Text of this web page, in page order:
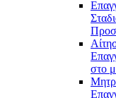
στο